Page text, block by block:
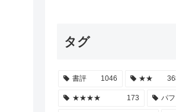
タグ
書評 1046 ★★
★★★★ 173 パ